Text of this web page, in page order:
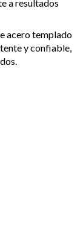
a resultados
acero templado
y confiable,